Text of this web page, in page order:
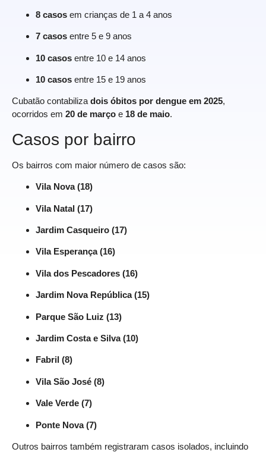
8 casos em crianças de 1 a 4 anos
7 casos entre 5 e 9 anos
10 casos entre 10 e 14 anos
10 casos entre 15 e 19 anos
Cubatão contabilizadois óbitos por dengue em 2025,
ocorridos em 20 de março e 18 de maio.
Casos por bairro
Os bairros com maior número de casos são:
Vila Nova (18)
Vila Natal (17)
Jardim Casqueiro (17)
Vila Esperança (16)
Vila dos Pescadores (16)
Jardim Nova República (15)
Parque São Luiz (13)
Jardim Costa e Silva (10)
Fabril (8)
Vila São José (8)
Vale Verde (7)
Ponte Nova (7)
Outros bairros também registraram casos isolados, incluindo